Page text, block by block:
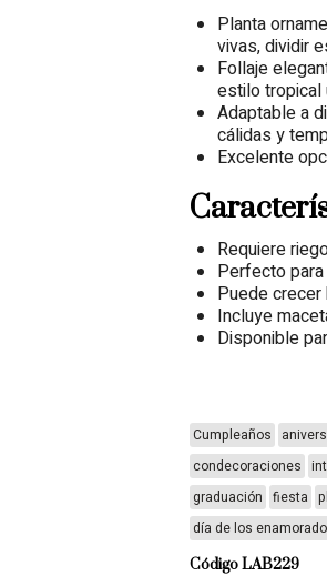
Planta
vivas, dividir
Follaje
estilo tropical
Adaptable a
cálidas y
Excelente
Requiere
Perfecto
Puede crecer
Incluye
Disponible
Cumpleaños
condecoraciones
graduación fiesta
día de los
Código LAB229